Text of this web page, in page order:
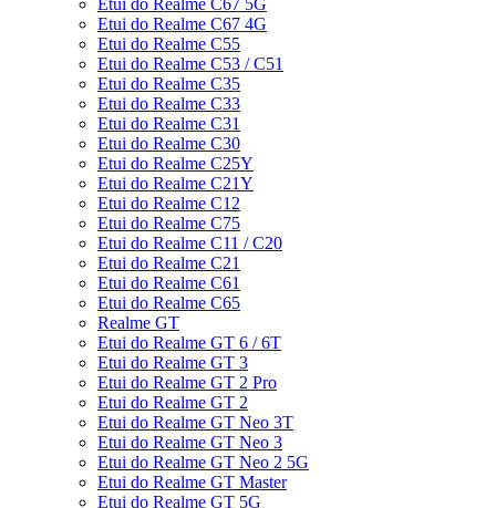
Etui do Realme C67 5G
Etui do Realme C67 4G
Etui do Realme C55
Etui do Realme C53 / C51
Etui do Realme C35
Etui do Realme C33
Etui do Realme C31
Etui do Realme C30
Etui do Realme C25Y
Etui do Realme C21Y
Etui do Realme C12
Etui do Realme C75
Etui do Realme C11 / C20
Etui do Realme C21
Etui do Realme C61
Etui do Realme C65
Realme GT
Etui do Realme GT 6 / 6T
Etui do Realme GT 3
Etui do Realme GT 2 Pro
Etui do Realme GT 2
Etui do Realme GT Neo 3T
Etui do Realme GT Neo 3
Etui do Realme GT Neo 2 5G
Etui do Realme GT Master
Etui do Realme GT 5G